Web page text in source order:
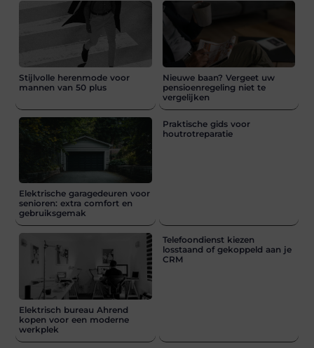
Stijlvolle herenmode voor
mannen van 50 plus
Nieuwe baan? Vergeet uw
pensioenregeling niet te
vergelijken
Elektrische garagedeuren voor
senioren: extra comfort en
gebruiksgemak
Praktische gids voor
houtrotreparatie
Elektrisch bureau Ahrend
kopen voor een moderne
werkplek
Telefoondienst kiezen
losstaand of gekoppeld aan je
CRM